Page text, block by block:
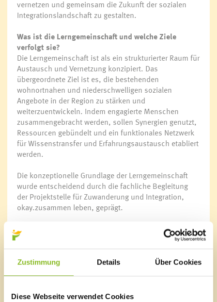
Zustimmung Details Über Cookies
Diese Webseite verwendet Cookies
vernetzen und gemeinsam die Zukunft der sozialen
Integrationslandschaft zu gestalten.
Was ist die Lerngemeinschaft und welche Ziele
verfolgt sie?
Die Lerngemeinschaft ist als ein strukturierter Raum für
Austausch und Vernetzung konzipiert. Das
übergeordnete Ziel ist es, die bestehenden
wohnortnahen und niederschwelligen sozialen
Angebote in der Region zu stärken und
weiterzuentwickeln. Indem engagierte Menschen
zusammengebracht werden, sollen Synergien genutzt,
Ressourcen gebündelt und ein funktionales Netzwerk
für Wissenstransfer und Erfahrungsaustausch etabliert
werden.
Die konzeptionelle Grundlage der Lerngemeinschaft
wurde entscheidend durch die fachliche Begleitung
der Projektstelle für Zuwanderung und Integration,
okay.zusammen leben, geprägt.
Ein vielversprechender Ausblick
Die dynamische Auftaktveranstaltung machte deutlich,
wie groß der Bedarf und der Wille zur Zusammenarbeit
sind. An interaktiven Thementischen wurden bereits
von Zugewanderten und die Wertschätzung des